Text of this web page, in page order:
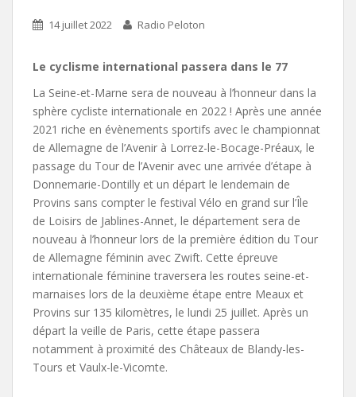
14 juillet 2022 Radio Peloton
Le cyclisme international passera dans le 77
La Seine-et-Marne sera de nouveau à l’honneur dans la
sphère cycliste internationale en 2022 ! Après une année
2021 riche en évènements sportifs avec le championnat
de Allemagne de l’Avenir à Lorrez-le-Bocage-Préaux, le
passage du Tour de l’Avenir avec une arrivée d’étape à
Donnemarie-Dontilly et un départ le lendemain de
Provins sans compter le festival Vélo en grand sur l’Île
de Loisirs de Jablines-Annet, le département sera de
nouveau à l’honneur lors de la première édition du Tour
de Allemagne féminin avec Zwift. Cette épreuve
internationale féminine traversera les routes seine-et-
marnaises lors de la deuxième étape entre Meaux et
Provins sur 135 kilomètres, le lundi 25 juillet. Après un
départ la veille de Paris, cette étape passera
notamment à proximité des Châteaux de Blandy-les-
Tours et Vaulx-le-Vicomte.